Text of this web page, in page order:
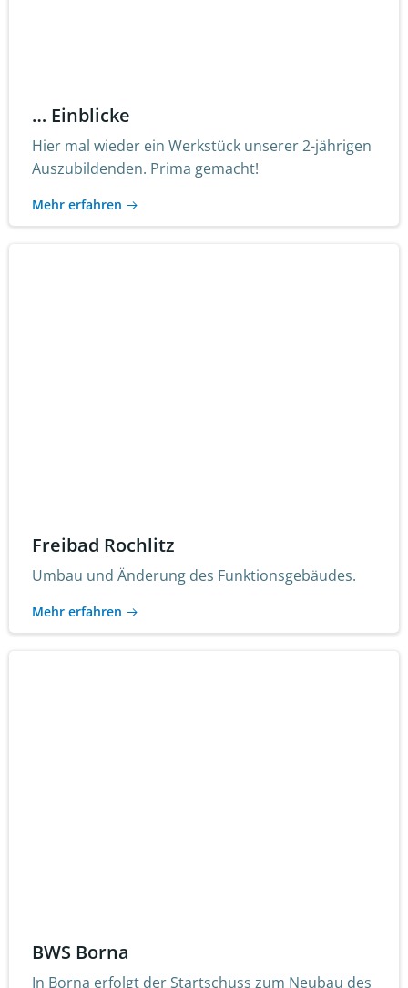
… Einblicke
Hier mal wieder ein Werkstück unserer 2-jährigen
Auszubildenden. Prima gemacht!
Mehr erfahren
Freibad Rochlitz
Umbau und Änderung des Funktionsgebäudes.
Mehr erfahren
BWS Borna
In Borna erfolgt der Startschuss zum Neubau des